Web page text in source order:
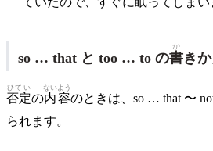
so … that と too … to の書
か
きか
否定
ひてい
の内容
ないよう
のときは、so … that 〜
られます。